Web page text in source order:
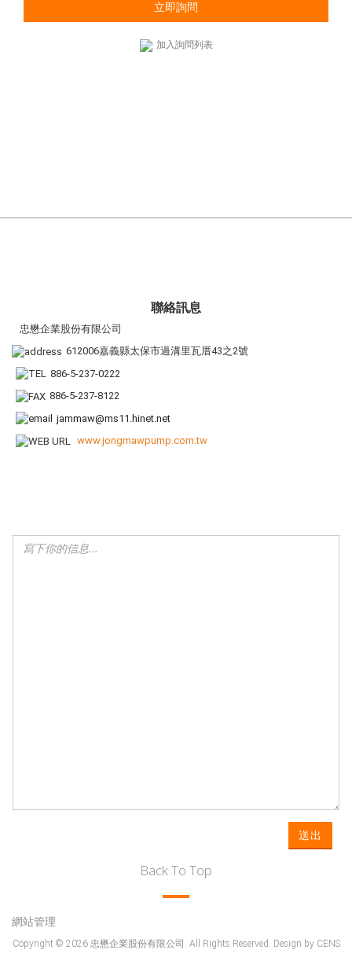
立即詢問
加入詢問列表
聯絡訊息
忠懋企業股份有限公司
612006嘉義縣太保市過溝里瓦厝43之2號
886-5-237-0222
886-5-237-8122
jammaw@ms11.hinet.net
www.jongmawpump.com.tw
送出
Back To Top
網站管理
Copyright © 2026 忠懋企業股份有限公司. All Rights Reserved. Design by CENS